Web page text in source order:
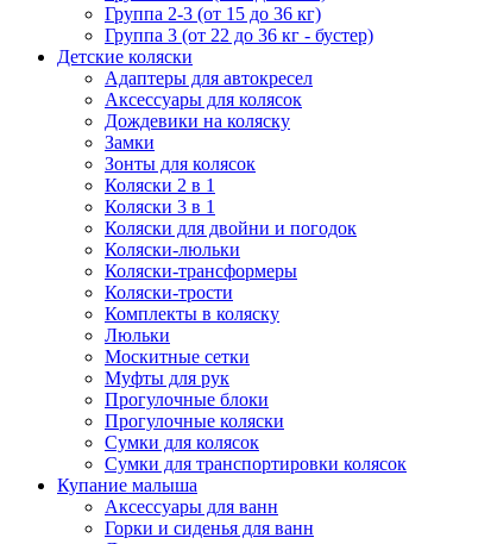
Группа 2-3 (от 15 до 36 кг)
Группа 3 (от 22 до 36 кг - бустер)
Детские коляски
Адаптеры для автокресел
Аксессуары для колясок
Дождевики на коляску
Замки
Зонты для колясок
Коляски 2 в 1
Коляски 3 в 1
Коляски для двойни и погодок
Коляски-люльки
Коляски-трансформеры
Коляски-трости
Комплекты в коляску
Люльки
Москитные сетки
Муфты для рук
Прогулочные блоки
Прогулочные коляски
Сумки для колясок
Сумки для транспортировки колясок
Купание малыша
Аксессуары для ванн
Горки и сиденья для ванн